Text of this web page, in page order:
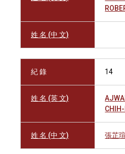
姓 名 (中 文)
紀 錄 14
姓 名 (英 文)
姓 名 (中 文) 張芷瑄